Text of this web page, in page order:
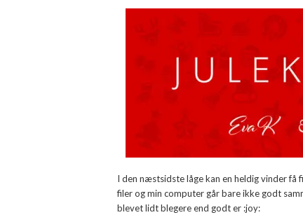
I den næstsidste låge kan en heldig vinder få
filer og min computer går bare ikke godt
blevet lidt blegere end godt er :joy: